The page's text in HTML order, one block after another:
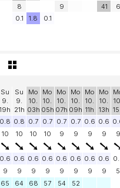
8
9 41
6
0.1 1.8 0.1
Su
9.
19h
Su
9.
21h
Mo
10.
03h
Mo
10.
05h
Mo
10.
07h
Mo
10.
09h
Mo
10.
11h
Mo
10.
13h
0.8 0.8 0.7 0.7 0.7 0.7 0.6 0.6
10 10 10 10 9 9 9 9 9
0.6 0.6 0.6 0.6 0.6 0.6 0.6 0.6
9 9 9 9 9 9 9 9
5
65 64 68 57 54 52